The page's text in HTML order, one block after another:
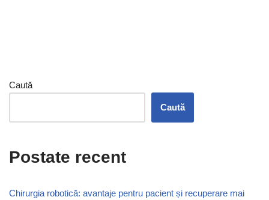
Caută
Caută
Postate recent
Chirurgia robotică: avantaje pentru pacient și recuperare mai